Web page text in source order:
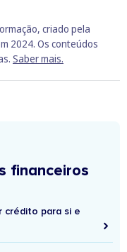
criado pela
2024. Os conteúdos
Saber mais.
financeiros
crédito para si e